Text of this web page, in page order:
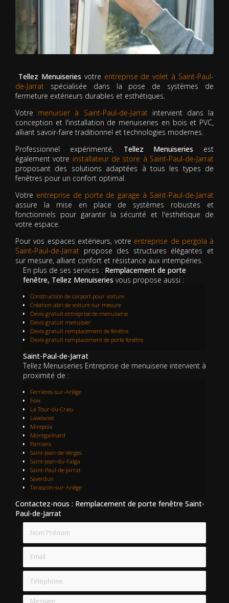
Tellez Menuiseries votre entreprise de volet à Saint-Paul-
de-Jarrat spécialisée dans la pose de systèmes de
fermeture extérieurs durables et esthétiques.
Votre menuisier à Saint-Paul-de-Jarratintervient dans la
conception et l'installation de menuiseries en bois et PVC,
alliant savoir-faire traditionnel et technologies modernes.
Professionnel expérimenté, Tellez Menuiseries est
également votre installateur de store à Saint-Paul-de-Jarrat
proposant des solutions adaptées à tous les types de
fenêtres pour un confort optimal.
Votre entreprise de porte de garage à Saint-Paul-de-Jarrat
assure la mise en place de systèmes robustes et
fonctionnels pour garantir la sécurité et l'esthétique de
votre espace.
Pour vos espaces extérieurs, votre entreprise de pergola à
Saint-Paul-de-Jarrat propose des structures élégantes et
sur mesure, alliant confort et résistance aux intempéries.
En plus de ses services : Remplacement de porte
fenêtre, Tellez Menuiseries vous propose aussi :
Construction de carport pour voiture
Création abri de voiture sur mesure
Devis gratuit entreprise de menuiserie
Devis gratuit menuisier
Devis gratuit remplacement de fenêtre
Devis gratuit remplacement de porte fenêtre
Saint-Paul-de-Jarrat
Tellez Menuiseries Entreprise de menuiserie intervient à
proximité de :
Ferrières-sur-Ariège
Foix
La Tour-du-Crieu
Lavelanet
Mirepoix
Montgailhard
Pamiers
Saint-Jean-de-Verges
Saint-Jean-du-Falga
Saint-Paul-de-Jarrat
Saverdun
Tarascon-sur-Ariège
Contactez-nous : Remplacement de porte fenêtre Saint-
Paul-de-Jarrat
Email
Téléphone
Message